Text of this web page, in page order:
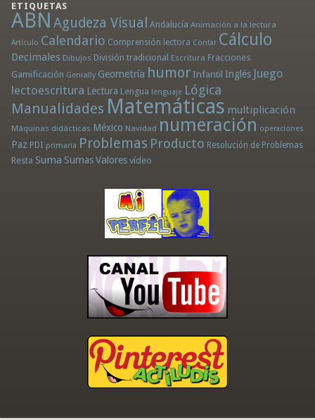
ETIQUETAS
ABN Agudeza Visual Andalucía Animación a la lectura
Artículo Calendario Comprensión lectora Contar Cálculo
Decimales Dibujos División tradicional Escritura Fracciones
Gamificación Genially Geometría humor Infantil Inglés Juego
lectoescritura Lectura Lengua lenguaje Lógica
Manualidades Matemáticas multiplicación
Máquinas didácticas México Navidad numeración operaciones
Paz PDI primaria Problemas Producto Resolución de Problemas
Resta Suma Sumas Valores vídeo